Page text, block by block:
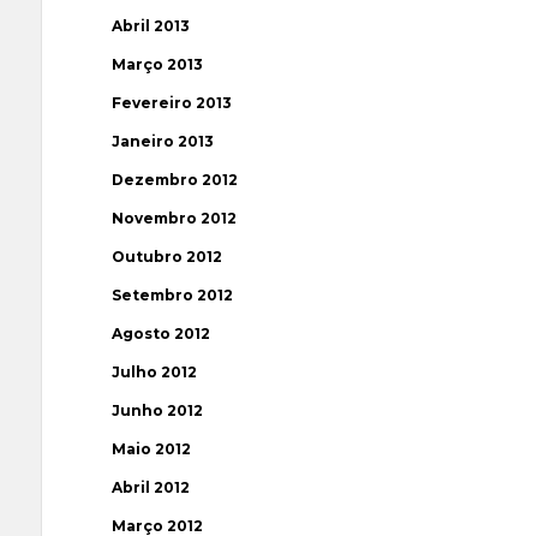
Abril 2013
Março 2013
Fevereiro 2013
Janeiro 2013
Dezembro 2012
Novembro 2012
Outubro 2012
Setembro 2012
Agosto 2012
Julho 2012
Junho 2012
Maio 2012
Abril 2012
Março 2012